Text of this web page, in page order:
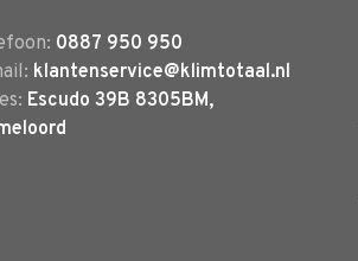
0887 950 950
klantenservice@klimtotaal.nl
Escudo 39B 8305BM,